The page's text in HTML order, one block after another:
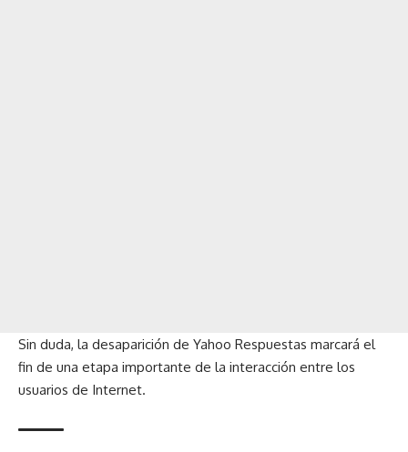
Sin duda, la desaparición de Yahoo Respuestas marcará el
fin de una etapa importante de la interacción entre los
usuarios de Internet.